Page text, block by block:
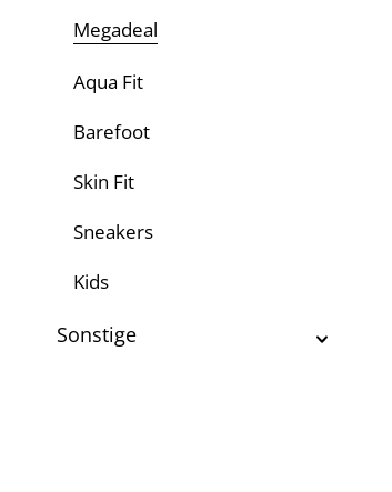
Megadeal
Aqua Fit
Barefoot
Skin Fit
Sneakers
Kids
Sonstige